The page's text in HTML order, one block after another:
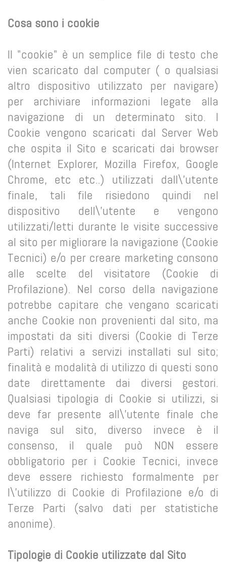
Cosa sono i cookie
Il "cookie" è un semplice file di testo che
vien scaricato dal computer ( o qualsiasi
altro dispositivo utilizzato per navigare)
per archiviare informazioni legate alla
navigazione di un determinato sito. I
Cookie vengono scaricati dal Server Web
che ospita il Sito e scaricati dai browser
(Internet Explorer, Mozilla Firefox, Google
Chrome, etc etc..) utilizzati dall\'utente
finale, tali file risiedono quindi nel
dispositivo dell\'utente e vengono
utilizzati/letti durante le visite successive
al sito per migliorare la navigazione (Cookie
Tecnici) e/o per creare marketing consono
alle scelte del visitatore (Cookie di
Profilazione). Nel corso della navigazione
potrebbe capitare che vengano scaricati
anche Cookie non provenienti dal sito, ma
impostati da siti diversi (Cookie di Terze
Parti) relativi a servizi installati sul sito;
finalità e modalità di utilizzo di questi sono
date direttamente dai diversi gestori.
Qualsiasi tipologia di Cookie si utilizzi, si
deve far presente all\'utente finale che
naviga sul sito, diverso invece è il
consenso, il quale può NON essere
obbligatorio per i Cookie Tecnici, invece
deve essere richiesto formalmente per
l\'utilizzo di Cookie di Profilazione e/o di
Terze Parti (salvo dati per statistiche
anonime).
Tipologie di Cookie utilizzate dal Sito